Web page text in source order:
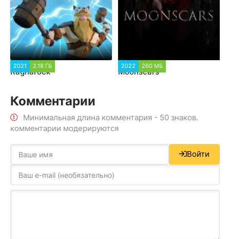
2021 2.18 ГБ
Ragnarock
2022 260 МБ
Moonscars
Комментарии
Минимальная длина комментария - 50 знаков.
комментарии модерируются
Войти